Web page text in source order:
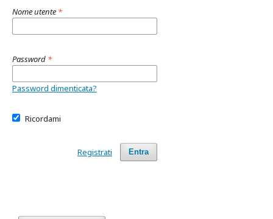
Nome utente *
Password *
Password dimenticata?
Ricordami
Entra
Registrati